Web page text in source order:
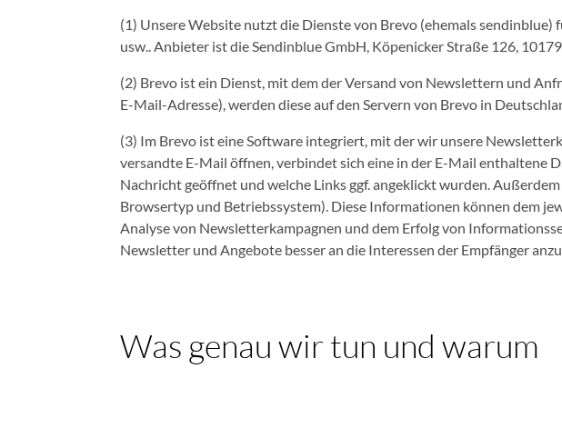
(1) Unsere Website nutzt die Dienste von Brevo (ehemals
usw.. Anbieter ist die Sendinblue GmbH, Köpenicker Straße 126,
(2) Brevo ist ein Dienst, mit dem der Versand von Newslettern und
E-Mail-Adresse), werden diese auf den Servern von Brevo in
(3) Im Brevo ist eine Software integriert, mit der wir unsere
versandte E-Mail öffnen, verbindet sich eine in der E-Mail enthaltene
Nachricht geöffnet und welche Links ggf. angeklickt wurden.
Browsertyp und Betriebssystem). Diese Informationen können dem
Analyse von Newsletterkampagnen und dem Erfolg von
Newsletter und Angebote besser an die Interessen der Empfänger
Was genau wir tun und warum